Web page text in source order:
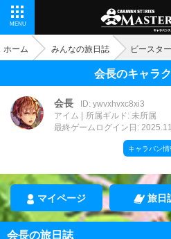
MENU
ホーム みんなの旅日誌 ビースタ
会長のキャラ
会長
ID: ywvxhvxc8xi3
アイム
所属ギルド: 未所属
最終ゲームログイン日:
キャラバン情
マイページ 旅日
会長の旅日誌